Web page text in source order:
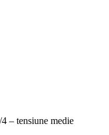
– tensiune medie